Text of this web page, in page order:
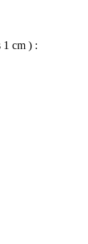
1 cm ) :